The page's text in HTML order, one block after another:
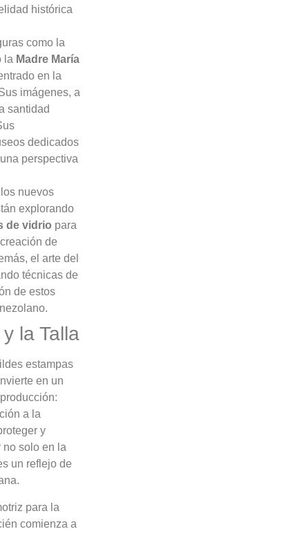
histórica
como la
la Madre María
en la
imágenes, a
santidad
dedicados
perspectiva
nuevos
explorando
de vidrio para
de
el arte del
técnicas de
de estos
la Talla
estampas
en un
a la
y
no solo en la
un reflejo de
para la
comienza a